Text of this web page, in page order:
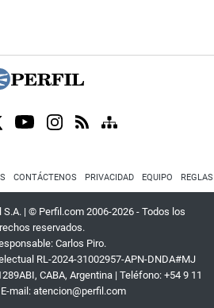
CONTÁCTENOS PRIVACIDAD EQUIPO
S.A. | © Perfil.com 2006-2026 - Todos los
reservados.
Carlos Piro.
RL-2024-31002957-APN-DNDA#MJ
, CABA, Argentina | Teléfono: +54 9 11
E-mail:atencion@perfil.com